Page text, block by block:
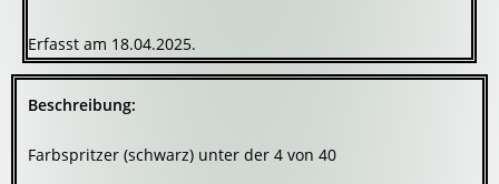
Erfasst am 18.04.2025.
Beschreibung:
Farbspritzer (schwarz) unter der 4 von 40